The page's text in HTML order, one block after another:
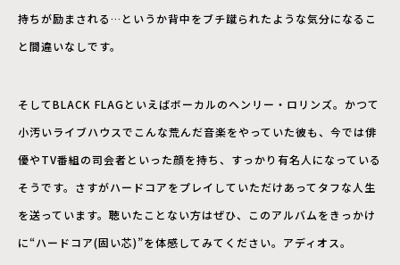
持ちが励まされる…というか背中をブチ蹴られたような気分になるこ
と間違いなしです。
そしてBLACK FLAGといえばボーカルのヘンリー・ロリンズ。かつて
小汚いライブハウスでこんな荒んだ音楽をやっていた彼も、今では俳
優やTV番組の司会者といった顔を持ち、すっかり有名人になっている
そうです。さすがハードコアをプレイしていただけあってタフな人生
を送っています。聴いたことない方はぜひ、このアルバムをきっかけ
に“ハードコア(固い芯)”を体感してみてください。アディオス。